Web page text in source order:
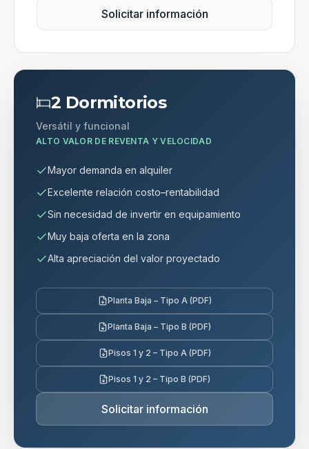
Solicitar información
2 Dormitorios
Versátil y funcional
ALTO VALOR DE REVENTA Y VELOCIDAD
Mayor demanda en alquiler
Excelente relación costo–rentabilidad
Sin necesidad de invertir en equipamiento
Muy baja oferta en la zona
Alta apreciación del valor proyectado
Planta Baja – Tipo A (PDF)
Planta Baja – Tipo B (PDF)
Pisos 1 y 2 – Tipo A (PDF)
Pisos 1 y 2 – Tipo B (PDF)
Solicitar información